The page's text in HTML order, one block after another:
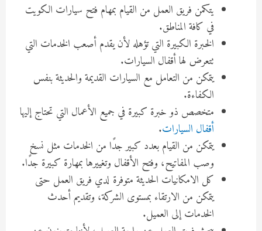
يتكمن فريق العمل من القيام بمهام فتح سيارات الكويت
في كافة المناطق.
الخبرة الكبيرة التي تؤهله لأن يقدم أصعب الخدمات التي
تتعرض لها أقفال السيارات.
يتمكن من التعامل مع السيارات القديمة والحديثة بنفس
الكفاءة.
متخصص ذو خبرة كبيرة في جميع الأعمال التي تحتاج إليها
أقفال السيارات.
يتمكن من القيام بعدد كبير جدًا من الخدمات مثل نسخ
وصب المفاتيح، وفتح الأقفال وتغييرها بمهارة كبيرة جدًا.
كل الامكانيات الحديثة متوفرة لدي فريق العمل حتى
يتمكن من الارتقاء بمستوى الشركة، وتقديم أحدث
الخدمات إلى العميل.